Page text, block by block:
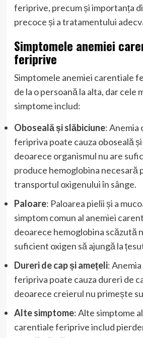
feriprive, precum și importanța
precoce și a tratamentului
Simptomele anemiei
feriprive
Simptomele anemiei carentiale
de la o persoană la alta, dar cele
simptome includ:
Oboseală și slăbiciune: Anemia
feripriva poate cauza oboseală
deoarece organismul nu are
produce hemoglobina necesară
transportul oxigenului în sânge.
Paloare: Paloarea pielii și a
simptom comun al anemiei
deoarece hemoglobina scăzută
suficient oxigen să ajungă la
Dureri de cap și amețeli:
feripriva poate cauza dureri de
deoarece creierul nu primește
Alte simptome: Alte simptome
carentiale feriprive includ